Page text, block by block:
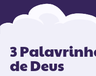
3
de Deus